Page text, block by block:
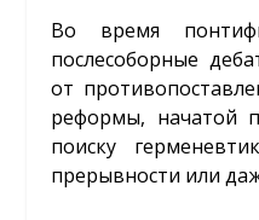
Во время
послесоборные
от
реформы, начатой
поиску
прерывности или